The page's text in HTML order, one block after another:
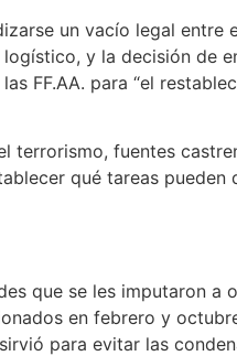
un vacío legal entre
y la decisión de
FF.AA. para “el
terrorismo, fuentes
qué tareas pueden
que se les imputaron a
en febrero y
para evitar las